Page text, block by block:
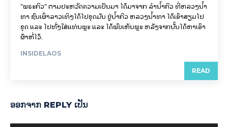
"ພຣະກິວ" ຕາມປະຫວັດຄວາມເປັນມາ ໄດ້ມາຈາກ ລຳນ້ຳກິວ ທີ່ຫລວງນ້ຳ
ທາ ຊົນເຜົ່າລາວເທິງໄດ້ໄປຂຸດມັນ ຢູ່ນ້ຳກິວ ຫລວງນ້ຳທາ ໄດ້ເອົາສຽມໄປ
ຂຸດ ແລະ ໄປທັ່ງໃສ່ແທ່ນພຼະ ແລະ ໄດ້ພົບເຫັນພຼະ ຫລັງຈາກນັ້ນໄດ້ຫາເອົາ
ຜ້າຫໍ່ໄວ້.
INSIDELAOS
READ
ອອກ​ຈາກ REPLY ເປັນ